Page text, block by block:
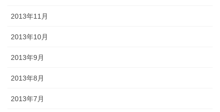
2013年11月
2013年10月
2013年9月
2013年8月
2013年7月